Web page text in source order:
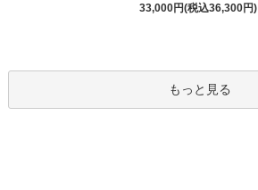
33,000円(税込36,300円)
もっと見る